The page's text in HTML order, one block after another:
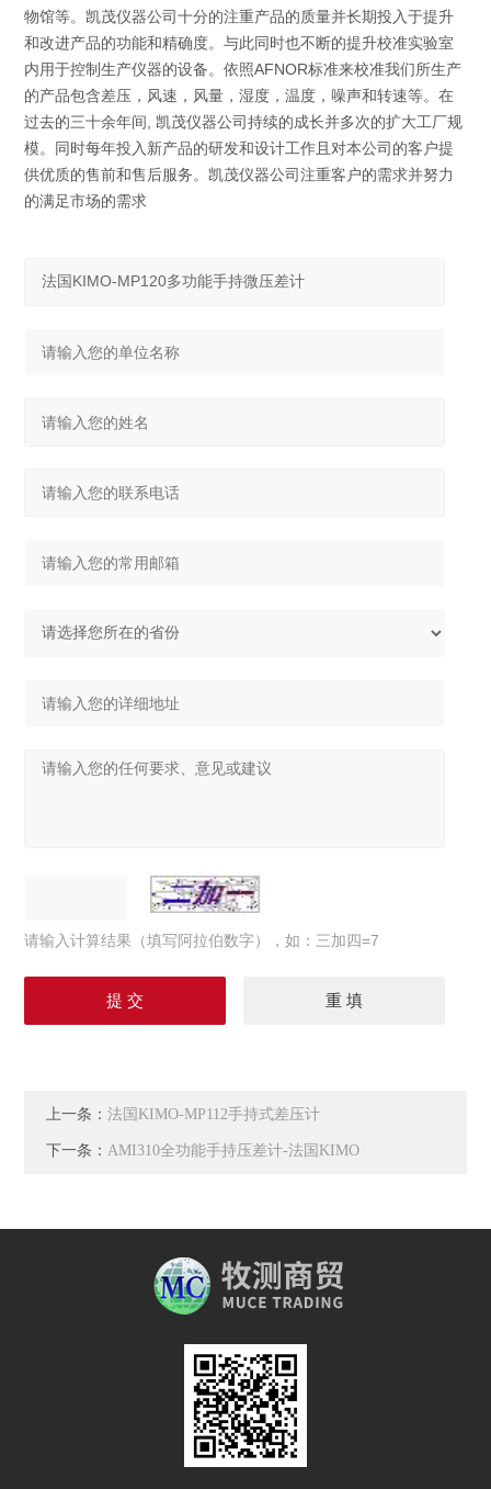
物馆等。凯茂仪器公司十分的注重产品的质量并长期投入于提升
和改进产品的功能和精确度。与此同时也不断的提升校准实验室
内用于控制生产仪器的设备。依照AFNOR标准来校准我们所生产
的产品包含差压，风速，风量，湿度，温度，噪声和转速等。在
过去的三十余年间, 凯茂仪器公司持续的成长并多次的扩大工厂规
模。同时每年投入新产品的研发和设计工作且对本公司的客户提
供优质的售前和售后服务。凯茂仪器公司注重客户的需求并努力
的满足市场的需求
请输入计算结果（填写阿拉伯数字），如：三加四=7
上一条：法国KIMO-MP112手持式差压计
下一条： AMI310全功能手持压差计-法国KIMO